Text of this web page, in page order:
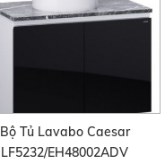
Bộ Tủ Lavabo Caesar
LF5232/EH48002ADV